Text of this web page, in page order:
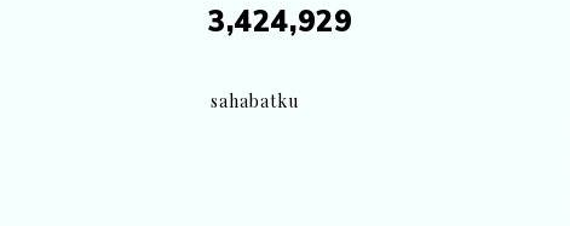
3,424,929
sahabatku